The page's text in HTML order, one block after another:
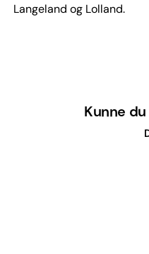
Langeland og Lolland.
Kunne